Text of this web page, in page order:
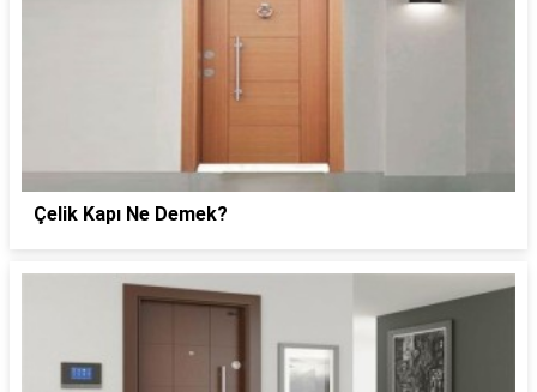
Çelik Kapı Ne Demek?